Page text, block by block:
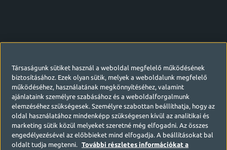
Társaságunk sütiket használ a weboldal megfelelő működésének
biztosításához. Ezek olyan sütik, melyek a weboldalunk megfelelő
működéséhez, használatának megkönnyítéséhez, valamint
ajánlataink személyre szabásához és a weboldalforgalmunk
elemzéséhez szükségesek. Személyre szabottan beállíthatja, hogy az
oldal használatához mindenképp szükségesen kívül az analitikai és
marketing sütik közül melyeket szeretné még elfogadni. Az összes
engedélyezésével az előbbieket mind elfogadja. A beállításokat bal
oldalt tudja megtenni.
További részletes információkat a